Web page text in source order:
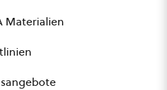
Materialien